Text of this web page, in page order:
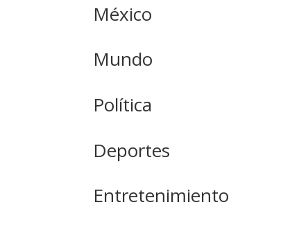
México
Mundo
Política
Deportes
Entretenimiento